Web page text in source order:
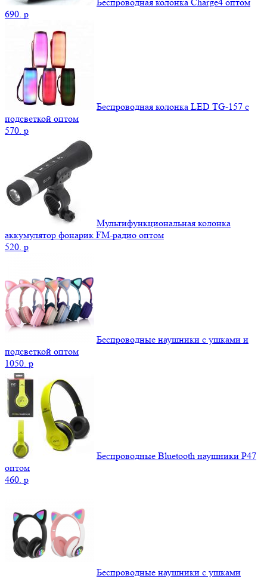
690. p
Беспроводная колонка LED TG-157 с
подсветкой оптом
570. p
Мультифункциональная колонка
аккумулятор фонарик FM-радио оптом
520. p
Беспроводные наушники с ушками и
подсветкой оптом
1050. p
Беспроводные Bluetooth наушники P47
оптом
460. p
Беспроводные наушники с ушками